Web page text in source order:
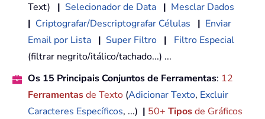
Text) | Selecionador de Data | Mesclar Dados
| Criptografar/Descriptografar Células | Enviar
Email por Lista | Super Filtro |
Filtro Especial
(filtrar negrito/itálico/tachado...) ...
Os 15 Principais Conjuntos de Ferramentas: 12
Ferramentasde Texto (Adicionar Texto, Excluir
Caracteres Específicos, ...) | 50+ Tiposde Gráficos